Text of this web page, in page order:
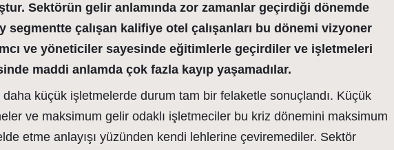
Sektörün gelir anlamında zor zamanlar geçirdiği dönemde
segmentte çalışan kalifiye otel çalışanları bu dönemi vizyoner
ve yöneticiler sayesinde eğitimlerle geçirdiler ve işletmeleri
maddi anlamda çok fazla kayıp yaşamadılar.
daha küçük işletmelerde durum tam bir felaketle sonuçlandı. Küçük
ve maksimum gelir odaklı işletmeciler bu kriz dönemini maksimum
etme anlayışı yüzünden kendi lehlerine çeviremediler. Sektör